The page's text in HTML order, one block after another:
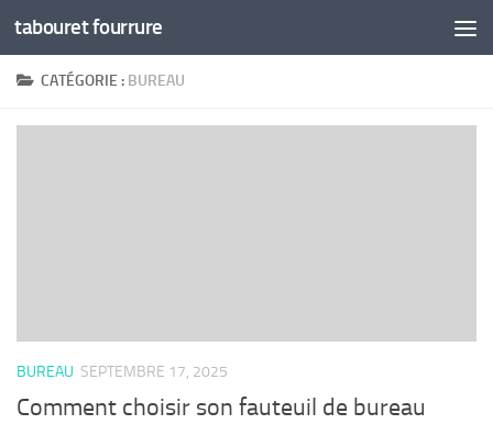
Skip to content
tabouret fourrure
CATÉGORIE : BUREAU
BUREAU SEPTEMBRE 17, 2025
Comment choisir son fauteuil de bureau